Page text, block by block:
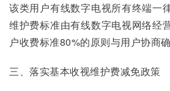
该类用户有线数字电视所有终端一
维护费标准由有线数字电视网络经
户收费标准80%的原则与用户协商确
三、落实基本收视维护费减免政策